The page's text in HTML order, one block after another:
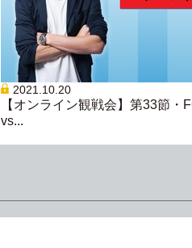
2021.10.20
【オンライン観戦会】第33節・
vs...